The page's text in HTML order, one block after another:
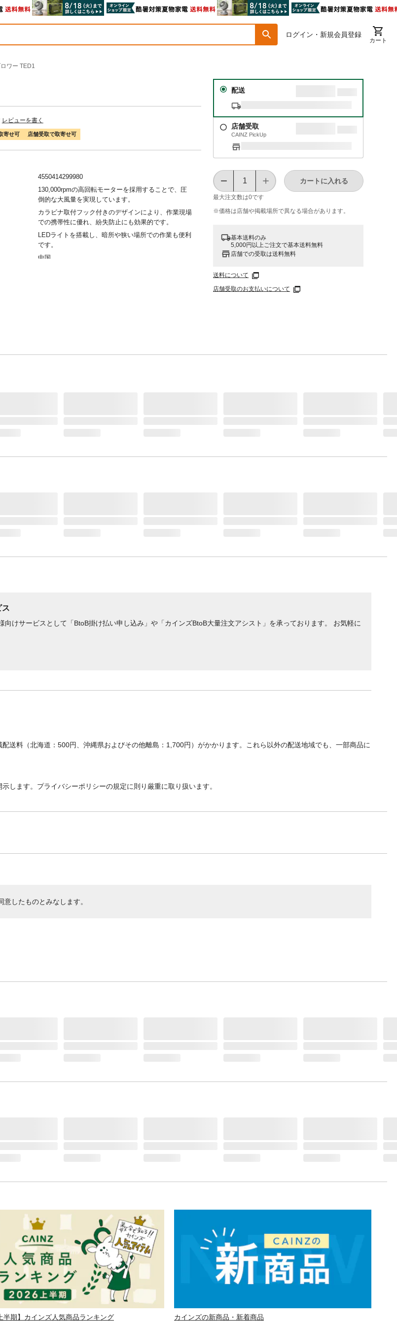
ログイン・新規会員登録
カート
ワー TED1
レビューを書く
寄せ可 店舗受取で取寄せ可
配送
店舗受取
CAINZ PickUp
最大注文数は0です
カートに入れる
※価格は​店舗や​掲載場所で​異なる​場合が​あります。
基本送料のみ
5,000円以上ご注文で基本送料無料
店舗での受取は送料無料
送料について
店舗受取のお支払いについて
4550414299980
130,000rpmの高回転モーターを採用することで、圧
倒的な大風量を実現しています。
カラビナ取付フック付きのデザインにより、作業現場
での携帯性に優れ、紛失防止にも効果的です。
LEDライトを搭載し、暗所や狭い場所での作業も便利
です。
中国
ス
向けサービスとして「BtoB掛け払い申し込み」や「カインズBtoB大量注文アシスト」を承っております。 お気軽に
送料（北海道：500円、沖縄県およびその他離島：1,700円）がかかります。これら以外の配送地域でも、一部商品に
します。プライバシーポリシーの規定に則り厳重に取り扱います。
したものとみなします。
半期】カインズ人気商品ランキング カインズの新商品・新着商品